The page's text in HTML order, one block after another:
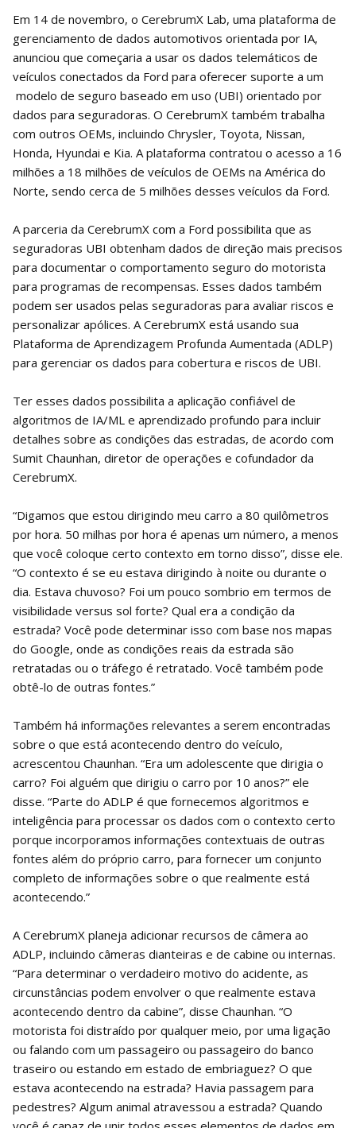
Em 14 de novembro, o CerebrumX Lab, uma plataforma de
gerenciamento de dados automotivos orientada por IA,
anunciou que começaria a usar os dados telemáticos de
veículos conectados da Ford para oferecer suporte a um
modelo de seguro baseado em uso (UBI) orientado por
dados para seguradoras. O CerebrumX também trabalha
com outros OEMs, incluindo Chrysler, Toyota, Nissan,
Honda, Hyundai e Kia. A plataforma contratou o acesso a 16
milhões a 18 milhões de veículos de OEMs na América do
Norte, sendo cerca de 5 milhões desses veículos da Ford.
A parceria da CerebrumX com a Ford possibilita que as
seguradoras UBI obtenham dados de direção mais precisos
para documentar o comportamento seguro do motorista
para programas de recompensas. Esses dados também
podem ser usados ​​pelas seguradoras para avaliar riscos e
personalizar apólices. A CerebrumX está usando sua
Plataforma de Aprendizagem Profunda Aumentada (ADLP)
para gerenciar os dados para cobertura e riscos de UBI.
Ter esses dados possibilita a aplicação confiável de
algoritmos de IA/ML e aprendizado profundo para incluir
detalhes sobre as condições das estradas, de acordo com
Sumit Chaunhan, diretor de operações e cofundador da
CerebrumX.
“Digamos que estou dirigindo meu carro a 80 quilômetros
por hora. 50 milhas por hora é apenas um número, a menos
que você coloque certo contexto em torno disso”, disse ele.
“O contexto é se eu estava dirigindo à noite ou durante o
dia. Estava chuvoso? Foi um pouco sombrio em termos de
visibilidade versus sol forte? Qual era a condição da
estrada? Você pode determinar isso com base nos mapas
do Google, onde as condições reais da estrada são
retratadas ou o tráfego é retratado. Você também pode
obtê-lo de outras fontes.”
Também há informações relevantes a serem encontradas
sobre o que está acontecendo dentro do veículo,
acrescentou Chaunhan. “Era um adolescente que dirigia o
carro? Foi alguém que dirigiu o carro por 10 anos?” ele
disse. “Parte do ADLP é que fornecemos algoritmos e
inteligência para processar os dados com o contexto certo
porque incorporamos informações contextuais de outras
fontes além do próprio carro, para fornecer um conjunto
completo de informações sobre o que realmente está
acontecendo.”
A CerebrumX planeja adicionar recursos de câmera ao
ADLP, incluindo câmeras dianteiras e de cabine ou internas.
“Para determinar o verdadeiro motivo do acidente, as
circunstâncias podem envolver o que realmente estava
acontecendo dentro da cabine”, disse Chaunhan. “O
motorista foi distraído por qualquer meio, por uma ligação
ou falando com um passageiro ou passageiro do banco
traseiro ou estando em estado de embriaguez? O que
estava acontecendo na estrada? Havia passagem para
pedestres? Algum animal atravessou a estrada? Quando